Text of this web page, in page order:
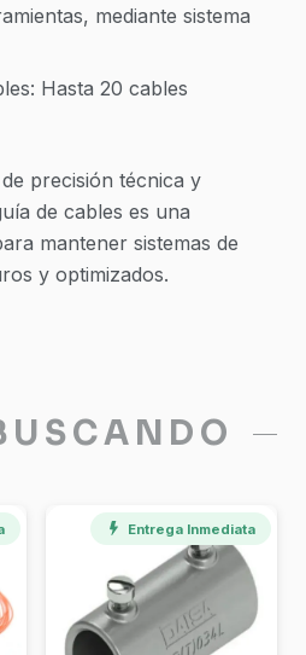
mediante sistema
Hasta 20 cables
precisión técnica y
de cables es una
mantener sistemas de
y optimizados.
Inmediata